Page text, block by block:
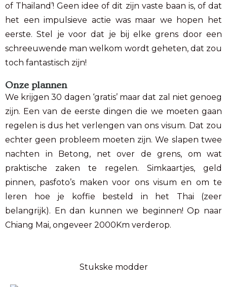
of Thailand’! Geen idee of dit zijn vaste baan is, of dat
het een impulsieve actie was maar we hopen het
eerste. Stel je voor dat je bij elke grens door een
schreeuwende man welkom wordt geheten, dat zou
toch fantastisch zijn!
Onze plannen
We krijgen 30 dagen ‘gratis’ maar dat zal niet genoeg
zijn. Een van de eerste dingen die we moeten gaan
regelen is dus het verlengen van ons visum. Dat zou
echter geen probleem moeten zijn. We slapen twee
nachten in Betong, net over de grens, om wat
praktische zaken te regelen. Simkaartjes, geld
pinnen, pasfoto’s maken voor ons visum en om te
leren hoe je koffie besteld in het Thai (zeer
belangrijk). En dan kunnen we beginnen! Op naar
Chiang Mai, ongeveer 2000Km verderop.
Stukske modder